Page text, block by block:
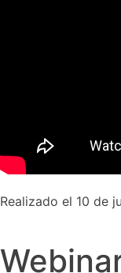
Realizado el 10 de